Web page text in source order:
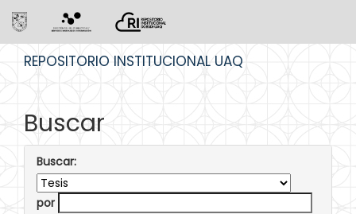
REPOSITORIO INSTITUCIONAL UAQ
Buscar
Buscar:
por